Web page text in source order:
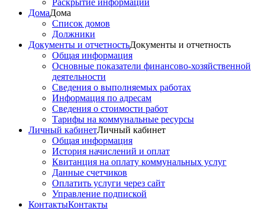
Раскрытие информации
ДомаДома
Список домов
Должники
Документы и отчетностьДокументы и отчетность
Общая информация
Основные показатели финансово-хозяйственной
деятельности
Сведения о выполняемых работах
Информация по адресам
Сведения о стоимости работ
Тарифы на коммунальные ресурсы
Личный кабинетЛичный кабинет
Общая информация
История начислений и оплат
Квитанция на оплату коммунальных услуг
Данные счетчиков
Оплатить услуги через сайт
Управление подпиской
КонтактыКонтакты